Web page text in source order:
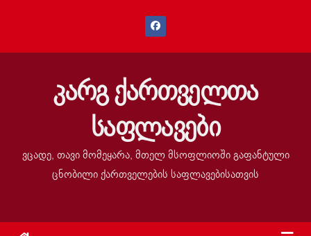
კარგ ქართველთა
საფლავები
ვცადე, თავი მომეყარა, მთელ მსოფლიოში გაფანტული
ცნობილი ქართველების საფლავებისათვის